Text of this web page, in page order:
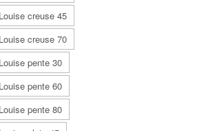
creuse 45
creuse 70
pente 30
pente 60
pente 80